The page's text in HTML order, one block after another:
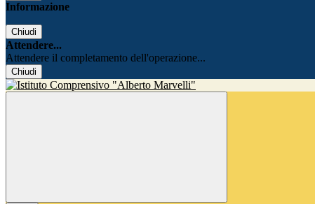
Informazione
Chiudi
Attendere...
Attendere il completamento dell'operazione...
Chiudi